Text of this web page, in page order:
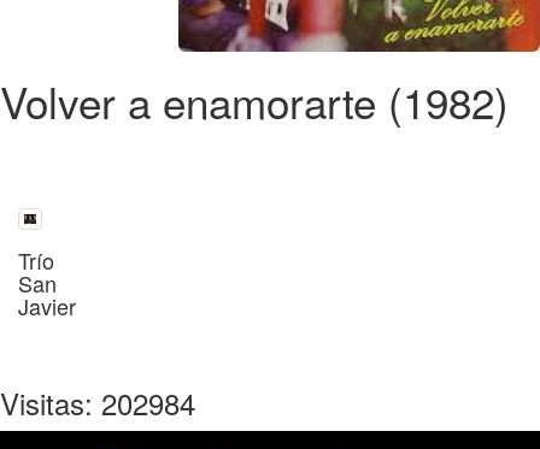
Volver a enamorarte (1982)
Trío
San
Javier
Visitas: 202984